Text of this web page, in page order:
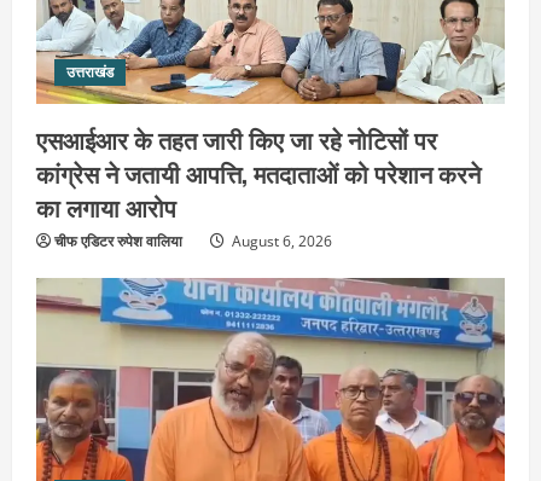
उत्तराखंड
एसआईआर के तहत जारी किए जा रहे नोटिसों पर
कांग्रेस ने जतायी आपत्ति, मतदाताओं को परेशान करने
का लगाया आरोप
चीफ एडिटर रुपेश वालिया August 6, 2026
उत्तराखंड
महंत यति रामस्वरूप आनंद गिरि को लेकर पूरे
दिन चला हाई वोल्टेज ड्रामा, चौकी से अपने
साथ ले गए यति नरसिंहानंद गिरी
August 5, 2026
4
उत्तराखंड
जिला जेल में गूंजा मां गंगा का महिमा गान,
संदेश
August 5, 2026
5
उत्तराखंड
कांवड़ियों की सेवा में जुटा हरिद्वार-रूड़की
विकास प्राधिकरण, जलपान व प्रसाद वितरण
से जीता श्रद्धालुओं का दिल
August 5, 2026